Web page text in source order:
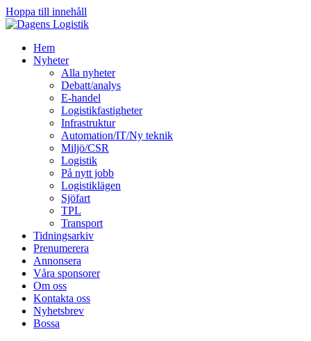
Hoppa till innehåll
Hem
Nyheter
Alla nyheter
Debatt/analys
E-handel
Logistikfastigheter
Infrastruktur
Automation/IT/Ny teknik
Miljö/CSR
Logistik
På nytt jobb
Logistiklägen
Sjöfart
TPL
Transport
Tidningsarkiv
Prenumerera
Annonsera
Våra sponsorer
Om oss
Kontakta oss
Nyhetsbrev
Bossa